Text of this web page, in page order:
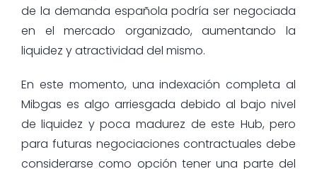
de la demanda española podría ser negociada
en el mercado organizado, aumentando la
liquidez y atractividad del mismo.
En este momento, una indexación completa al
Mibgas es algo arriesgada debido al bajo nivel
de liquidez y poca madurez de este Hub, pero
para futuras negociaciones contractuales debe
considerarse como opción tener una parte del